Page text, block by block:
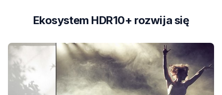
Ekosystem HDR10+ rozwija się